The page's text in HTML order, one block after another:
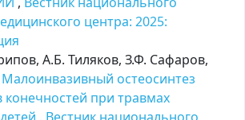
центра: 2025:
А.Б. Тиляков, З.Ф. Сафаров,
Малоинвазивный остеосинтез
при травмах